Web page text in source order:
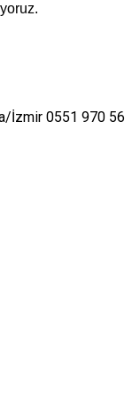
İzmir 0551 970 56